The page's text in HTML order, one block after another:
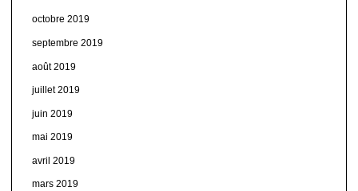
octobre 2019
septembre 2019
août 2019
juillet 2019
juin 2019
mai 2019
avril 2019
mars 2019